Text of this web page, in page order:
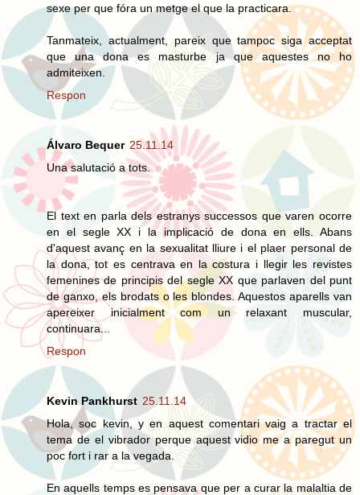
sexe per que fóra un metge el que la practicara.
Tanmateix, actualment, pareix que tampoc siga acceptat
que una dona es masturbe ja que aquestes no ho
admiteixen.
Respon
Álvaro Bequer 25.11.14
Una salutació a tots.
El text en parla dels estranys successos que varen ocorre
en el segle XX i la implicació de dona en ells. Abans
d'aquest avanç en la sexualitat lliure i el plaer personal de
la dona, tot es centrava en la costura i llegir les revistes
femenines de principis del segle XX que parlaven del punt
de ganxo, els brodats o les blondes. Aquestos aparells van
apereixer inicialment com un relaxant muscular,
continuara...
Respon
Kevin Pankhurst 25.11.14
Hola, soc kevin, y en aquest comentari vaig a tractar el
tema de el vibrador perque aquest vidio me a paregut un
poc fort i rar a la vegada.
En aquells temps es pensava que per a curar la malaltia de